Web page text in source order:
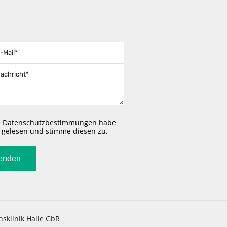
Datenschutzbestimmungen habe
und stimme diesen zu.
Halle GbR